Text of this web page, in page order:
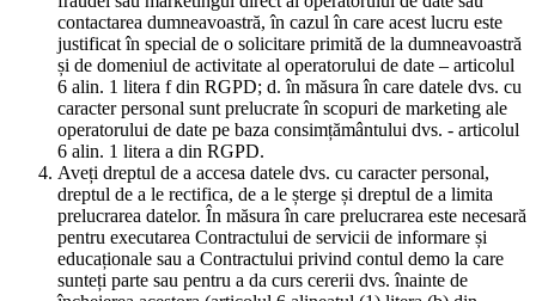
contactarea dumneavoastră, în cazul în care acest lucru este
justificat în special de o solicitare primită de la dumneavoastră
și de domeniul de activitate al operatorului de date – articolul
6 alin. 1 litera f din RGPD; d. în măsura în care datele dvs. cu
caracter personal sunt prelucrate în scopuri de marketing ale
operatorului de date pe baza consimțământului dvs. - articolul
6 alin. 1 litera a din RGPD.
Aveți dreptul de a accesa datele dvs. cu caracter personal,
dreptul de a le rectifica, de a le șterge și dreptul de a limita
prelucrarea datelor. În măsura în care prelucrarea este necesară
pentru executarea Contractului de servicii de informare și
educaționale sau a Contractului privind contul demo la care
sunteți parte sau pentru a da curs cererii dvs. înainte de